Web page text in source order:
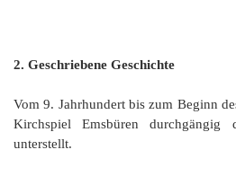
2. Geschriebene Geschichte
Vom 9. Jahrhundert bis zum Beginn
Kirchspiel Emsbüren durchgängig
unterstellt.